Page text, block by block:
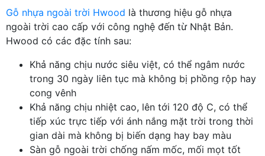
Gỗ nhựa ngoài trời Hwood là thương hiệu gỗ nhựa
ngoài trời cao cấp với công nghệ đến từ Nhật Bản.
Hwood có các đặc tính sau:
Khả năng chịu nước siêu việt, có thể ngâm nước
trong 30 ngày liên tục mà không bị phồng rộp hay
cong vênh
Khả năng chịu nhiệt cao, lên tới 120 độ C, có thể
tiếp xúc trực tiếp với ánh nắng mặt trời trong thời
gian dài mà không bị biến dạng hay bay màu
Sàn gỗ ngoài trời chống nấm mốc, mối mọt tốt